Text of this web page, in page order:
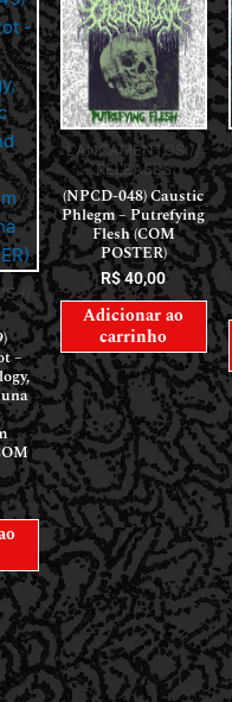
//
–
LANÇAMENTOS //
RELEASES
(NPCD-048) Caustic
Phlegm – Putrefying
Flesh (COM
POSTER)
R$40,00
Adicionar ao
carrinho